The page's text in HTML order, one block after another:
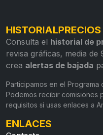
HISTORIALPRECIOS
Consulta el historial de
revisa gráficas, media
crea alertas de bajada
Participamos en el Programa
Podemos recibir comisiones
requisitos si usas enlaces a
ENLACES